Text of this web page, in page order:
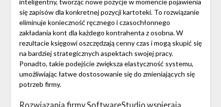
inteligentny, tworząc nowe pozycje w momencie pojawienia
się zapisów dla konkretnej pozycji kartoteki. To rozwiązanie
eliminuje konieczność ręcznego i czasochłonnego
zakładania kont dla każdego kontrahenta z osobna. W
rezultacie księgowi oszczędzają cenny czas i mogą skupić się
na bardziej strategicznych aspektach swojej pracy.
Ponadto, takie podejście zwiększa elastyczność systemu,
umożliwiając łatwe dostosowanie się do zmieniających się
potrzeb firmy.
Rozwiązania firmy SoftwareStudio wspierają